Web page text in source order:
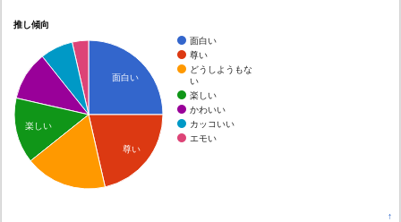
推し傾向
面白い
尊い
どうしようもな
い
楽しい
かわいい
カッコいい
エモい
面白い
尊い
楽しい
↑